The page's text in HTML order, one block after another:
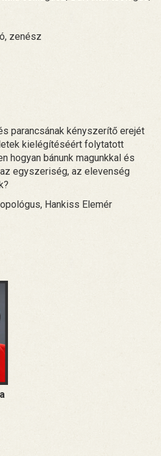
zenész
parancsának kényszerítő erejét
kielégítéséért folytatott
hogyan bánunk magunkkal és
egyszeriség, az elevenség
Hankiss Elemér